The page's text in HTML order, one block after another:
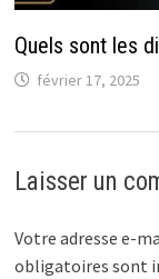
Quels sont les
février 17, 2025
Laisser un
Votre adresse e-
obligatoires sont